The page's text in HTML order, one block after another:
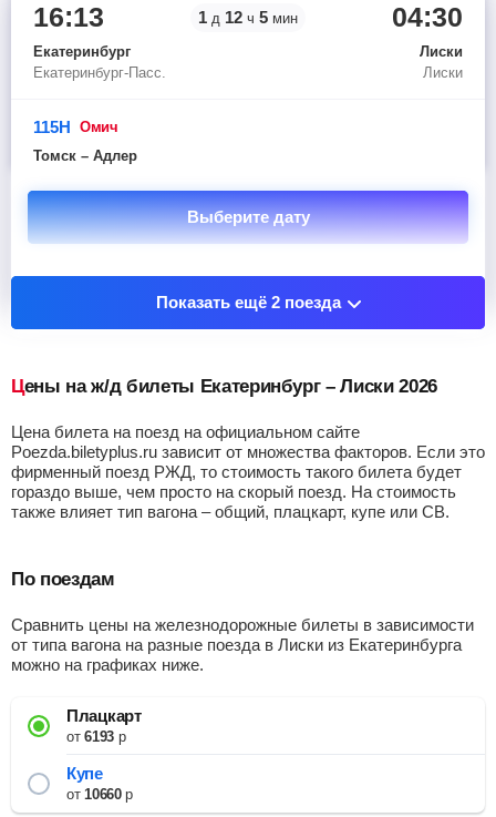
16:13
Екатеринбург
Екатеринбург-Пасс.
1 д 12 ч 5 мин 04:30
Лиски
Лиски
115Н
омич
Томск – Адлер
Выберите дату
Показать ещё 2 поезда
Цены на ж/д билеты Екатеринбург – Лиски 2026
Цена билета на поезд на официальном сайте
Poezda.biletyplus.ru зависит от множества факторов. Если это
фирменный поезд РЖД, то стоимость такого билета будет
гораздо выше, чем просто на скорый поезд. На стоимость
также влияет тип вагона – общий, плацкарт, купе или СВ.
По поездам
Сравнить цены на железнодорожные билеты в зависимости
от типа вагона на разные поезда в Лиски из Екатеринбурга
можно на графиках ниже.
Плацкарт
от6193р
Купе
от10660р